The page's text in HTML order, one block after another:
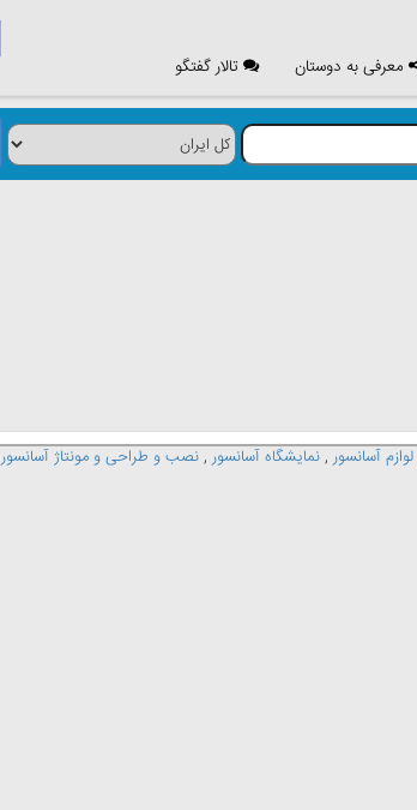
معرفی به دوستان تالار گفتگو
لوازم آسانسور , نمایشگاه آسانسور , نصب و طراحی و مونتاژ آسانسور